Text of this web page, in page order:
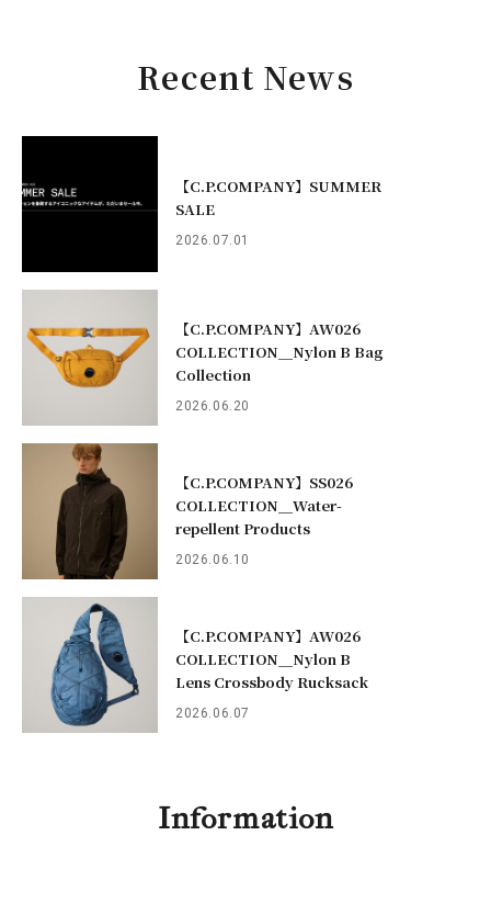
Recent News
【C.P.COMPANY】SUMMER
SALE
2026.07.01
【C.P.COMPANY】AW026
COLLECTION＿Nylon B Bag
Collection
2026.06.20
【C.P.COMPANY】SS026
COLLECTION＿Water-
repellent Products
2026.06.10
【C.P.COMPANY】AW026
COLLECTION＿Nylon B
Lens Crossbody Rucksack
2026.06.07
Information